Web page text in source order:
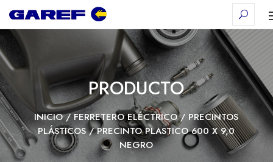
PRODUCTO
INICIO/FERRETERO ELÉCTRICO/ PRECINTOS
PLÁSTICOS/ PRECINTO PLASTICO 600 X 9,0
NEGRO